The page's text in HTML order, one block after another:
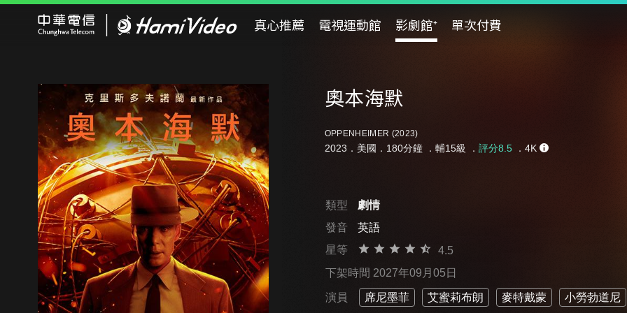
真心推薦 電視運動館 影劇館⁺ 單次付費
奧本海默
OPPENHEIMER (2023)
2023．美國．180分鐘 ． 輔15級 ． 評分8.5．4K
類型
劇情
發音
英語
星等
4.5
下架時間 2027年09月05日
演員 席尼墨菲 艾蜜莉布朗 麥特戴蒙 小勞勃道尼